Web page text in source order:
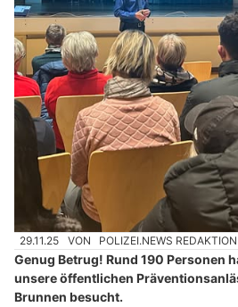
29.11.25 VON POLIZEI.NEWS REDAKTION
Genug Betrug! Rund 190 Personen
unsere öffentlichen
Brunnen besucht.